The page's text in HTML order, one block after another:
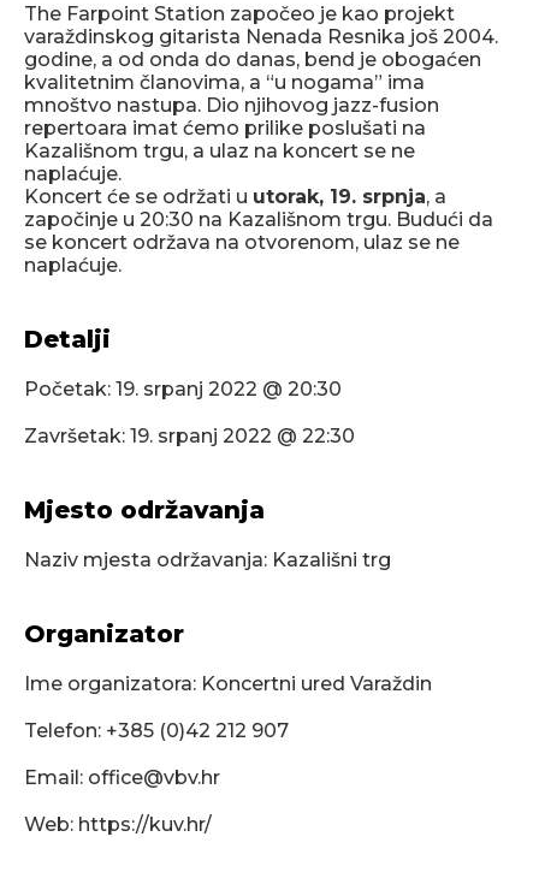
The Farpoint Station započeo je kao projekt
varaždinskog gitarista Nenada Resnika još 2004.
godine, a od onda do danas, bend je obogaćen
kvalitetnim članovima, a “u nogama” ima
mnoštvo nastupa. Dio njihovog jazz-fusion
repertoara imat ćemo prilike poslušati na
Kazališnom trgu, a ulaz na koncert se ne
naplaćuje.
Koncert će se održati u utorak, 19. srpnja, a
započinje u 20:30 na Kazališnom trgu. Budući da
se koncert održava na otvorenom, ulaz se ne
naplaćuje.
Detalji
Početak: 19. srpanj 2022 @ 20:30
Završetak: 19. srpanj 2022 @ 22:30
Mjesto održavanja
Naziv mjesta održavanja: Kazališni trg
Organizator
Ime organizatora: Koncertni ured Varaždin
Telefon: +385 (0)42 212 907
Email: office@vbv.hr
Web: https://kuv.hr/